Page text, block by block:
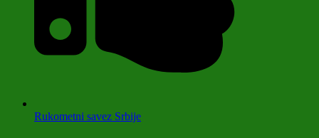
Rukometni savez Srbije